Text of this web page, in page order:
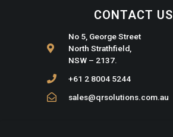
CONTACT US
No 5, George Street
North Strathfield,
NSW – 2137.
+61 2 8004 5244
sales@qrsolutions.com.au